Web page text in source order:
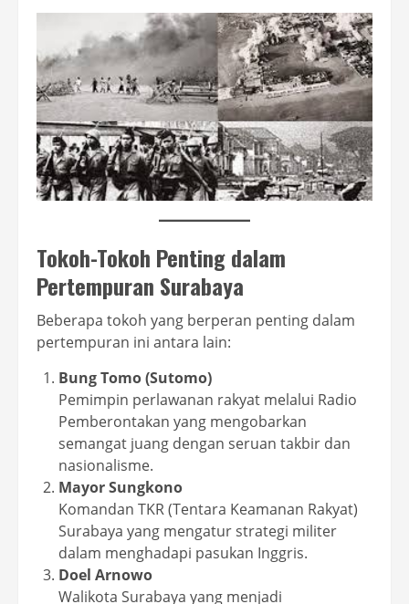
Tokoh-Tokoh Penting dalam
Pertempuran Surabaya
Beberapa tokoh yang berperan penting dalam
pertempuran ini antara lain:
Bung Tomo (Sutomo)
Pemimpin perlawanan rakyat melalui Radio
Pemberontakan yang mengobarkan
semangat juang dengan seruan takbir dan
nasionalisme.
Mayor Sungkono
Komandan TKR (Tentara Keamanan Rakyat)
Surabaya yang mengatur strategi militer
dalam menghadapi pasukan Inggris.
Doel Arnowo
Walikota Surabaya yang menjadi